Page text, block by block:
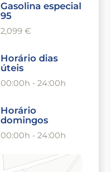
Gasolina especial
95
2,099 €
Horário dias
úteis
00:00h - 24:00h
Horário
domingos
00:00h - 24:00h